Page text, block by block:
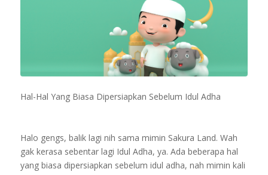
Hal-Hal Yang Biasa Dipersiapkan Sebelum Idul Adha
Halo gengs, balik lagi nih sama mimin Sakura Land. Wah
gak kerasa sebentar lagi Idul Adha, ya. Ada beberapa hal
yang biasa dipersiapkan sebelum idul adha, nah mimin kali